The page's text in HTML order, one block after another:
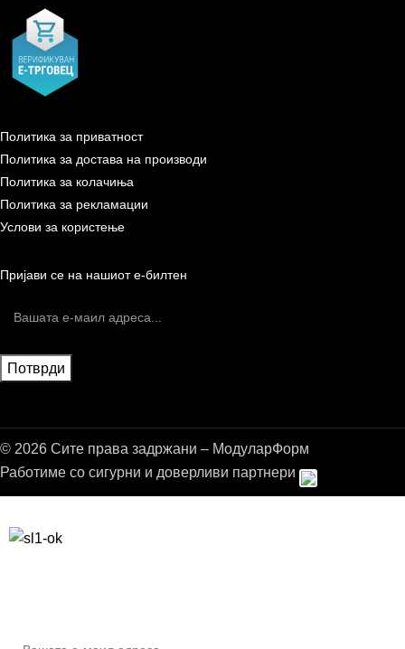
Политика за приватност
Политика за достава на производи
Политика за колачиња
Политика за рекламации
Услови за користење
Пријави се на нашиот е-билтен
© 2026 Сите права задржани – МодуларФорм
Работиме со сигурни и доверливи партнери